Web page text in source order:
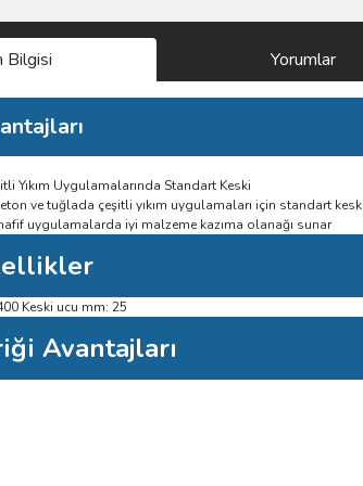
Bilgisi Yorumlar
Yıkım Uygulamalarında Standart Keski
ve tuğlada çeşitli yıkım uygulamaları için standart
hafif uygulamalarda iyi malzeme kazıma olanağı sunar
Keski ucu mm: 25
Avantajları